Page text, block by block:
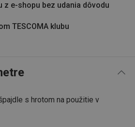
z e-shopu bez udania dôvodu
TESCOMA klubu
s hrotom na použitie v